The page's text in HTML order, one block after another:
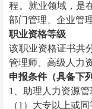
程。就业领域，是
部门管理、企业管
职业资格等级
该职业资格证书共
管理师 、高级 人力
申报条件（具备下
1、助理 人力资源
（1）大专以上或同